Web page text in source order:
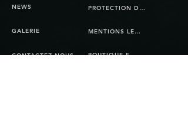
NEWS
GALERIE
CONTACTEZ-NOUS
PROTECTION DES DONNÉES
MENTIONS LEGALES
BOUTIQUE EN LIGNE